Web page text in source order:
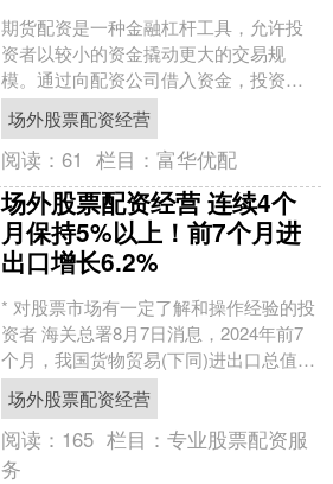
期货配资是一种金融杠杆工具，允许投
资者以较小的资金撬动更大的交易规
模。通过向配资公司借入资金，投资者
可以放大潜在收益，但同时也增加了风
险。 票配资的门槛较低，通....
场外股票配资经营
阅读：61 栏目：富华优配
场外股票配资经营 连续4个
月保持5%以上！前7个月进
出口增长6.2%
* 对股票市场有一定了解和操作经验的投
资者 海关总署8月7日消息，2024年前7
个月，我国货物贸易(下同)进出口总值
24.83万亿元人民币，同比增长6.2%。
其....
场外股票配资经营
阅读： 165 栏目：专业股票配资服
务